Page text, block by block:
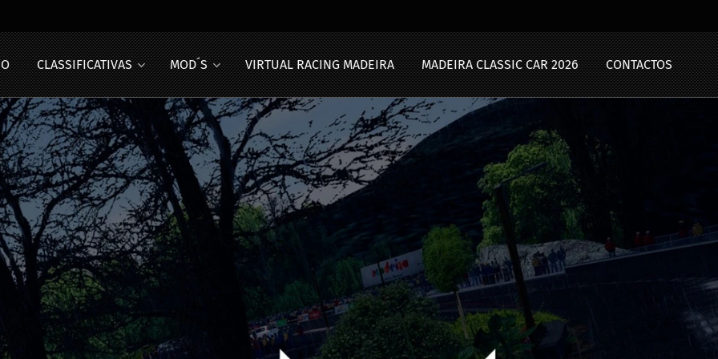
CLASSIFICATIVAS MOD´S VIRTUAL RACING MADEIRA MADEIRA CLASSIC CAR 2026 CONTACTOS